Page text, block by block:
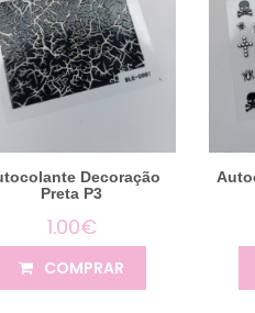
Decoração
Preta P3
1.00€
COMPRAR